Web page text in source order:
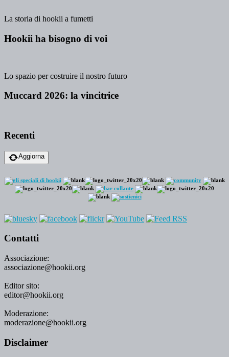
La storia di hookii a fumetti
Hookii ha bisogno di voi
Lo spazio per costruire il nostro futuro
Muccard 2026: la vincitrice
Recenti
Aggiorna
Contatti
Associazione:
associazione@hookii.org
Editor sito:
editor@hookii.org
Moderazione:
moderazione@hookii.org
Disclaimer